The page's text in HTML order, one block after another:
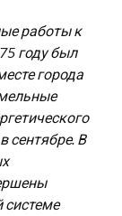
работы к
году был
города
сентябре. В